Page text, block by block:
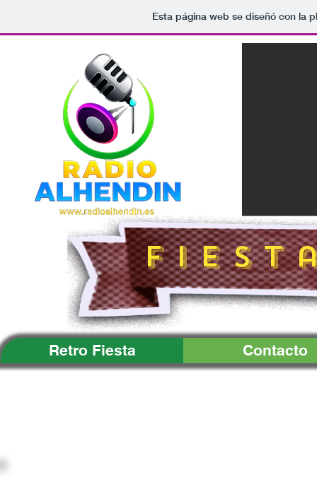
Esta página web se diseñó con la
F i e s t
Retro Fiesta Contacto